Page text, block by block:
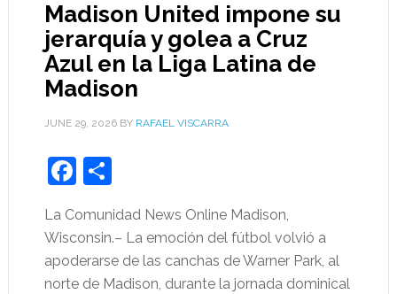
Madison United impone su
jerarquía y golea a Cruz
Azul en la Liga Latina de
Madison
JUNE 29, 2026BY RAFAEL VISCARRA
Facebook
Share
La Comunidad News Online Madison,
Wisconsin.– La emoción del fútbol volvió a
apoderarse de las canchas de Warner Park, al
norte de Madison, durante la jornada dominical